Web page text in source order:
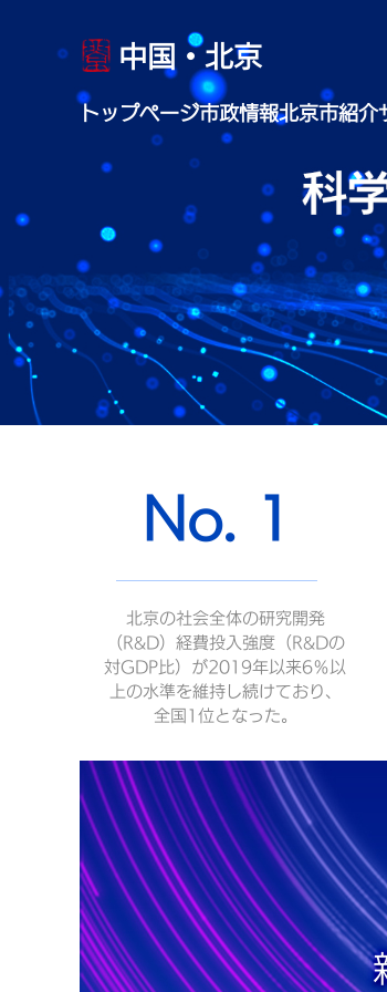
中国・北京
トップページ市政情報北京市紹介
No. 1
北京の社会全体の研究開発
（R&D）経費投入強度（R&Dの
対GDP比）が2019年以来6％以
上の水準を維持し続けており、
全国1位となった。